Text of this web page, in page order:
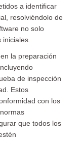
a identificar
resolviéndolo de
no solo
la preparación
de inspección
Estos
con los
que todos los